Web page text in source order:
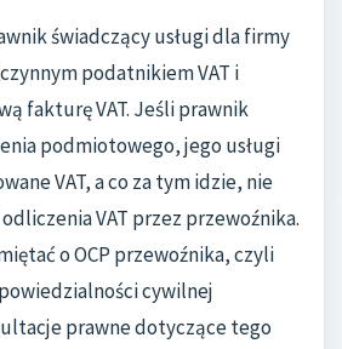
świadczący usługi dla firmy
podatnikiem VAT i
fakturę VAT. Jeśli prawnik
podmiotowego, jego usługi
VAT, a co za tym idzie, nie
VAT przez przewoźnika.
o OCP przewoźnika, czyli
cywilnej
prawne dotyczące tego